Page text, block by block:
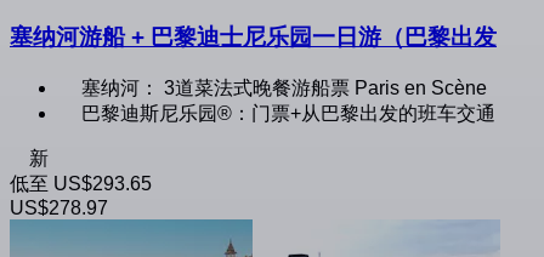
塞纳河游船 + 巴黎迪士尼乐园一日游（巴黎出发
塞纳河： 3道菜法式晚餐游船票 Paris en Scène
巴黎迪斯尼乐园®：门票+从巴黎出发的班车交通
新
低至 US$293.65
US$278.97